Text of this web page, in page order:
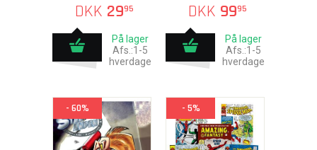
DKK 2995
På lager
Afs.:1-5
hverdage
DKK 9995
På lager
Afs.:1-5
hverdage
- 60% - 5%